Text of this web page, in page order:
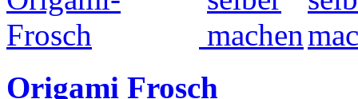
Origami Frosch